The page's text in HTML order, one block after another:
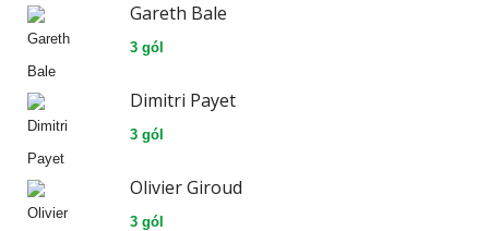
Gareth Bale
3 gól
Dimitri Payet
3 gól
Olivier Giroud
3 gól